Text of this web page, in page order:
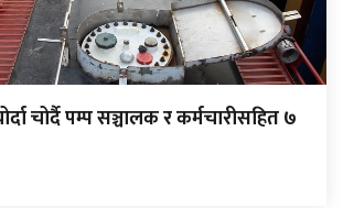
चोर्दै पम्प सञ्चालक र कर्मचारीसहित ७